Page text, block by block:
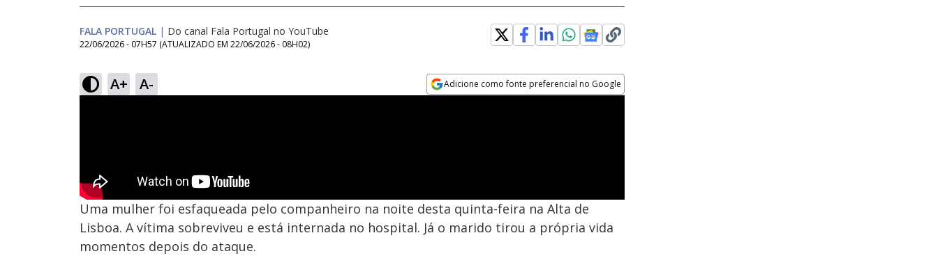
FALA PORTUGAL | Do canal Fala Portugal no YouTube
22/06/2026 - 07H57 (ATUALIZADO EM 22/06/2026 - 08H02)
A+ A- Adicione como fonte preferencial no Google
Uma mulher foi esfaqueada pelo companheiro na noite desta quinta-feira na Alta de
Lisboa. A vítima sobreviveu e está internada no hospital. Já o marido tirou a própria vida
momentos depois do ataque.